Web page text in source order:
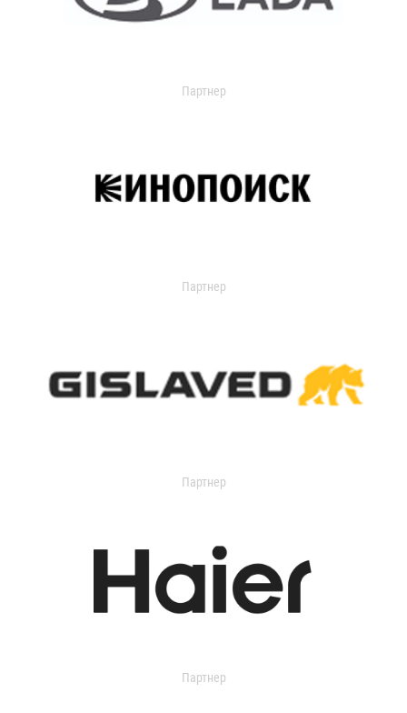
Партнер
Партнер
Партнер
Партнер